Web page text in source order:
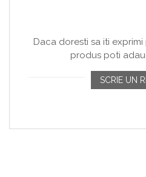
Daca doresti sa iti
produs poti
SCRIE UN